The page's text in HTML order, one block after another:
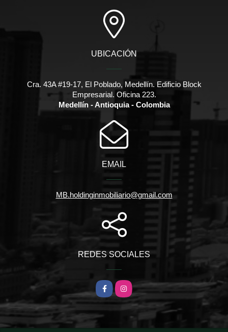
UBICACIÓN
Cra. 43A #19-17, El Poblado, Medellín. Edificio Block
Empresarial. Oficina 223.
Medellín - Antioquia - Colombia
EMAIL
MB.holdinginmobiliario@gmail.com
REDES SOCIALES
FacebookInstagram